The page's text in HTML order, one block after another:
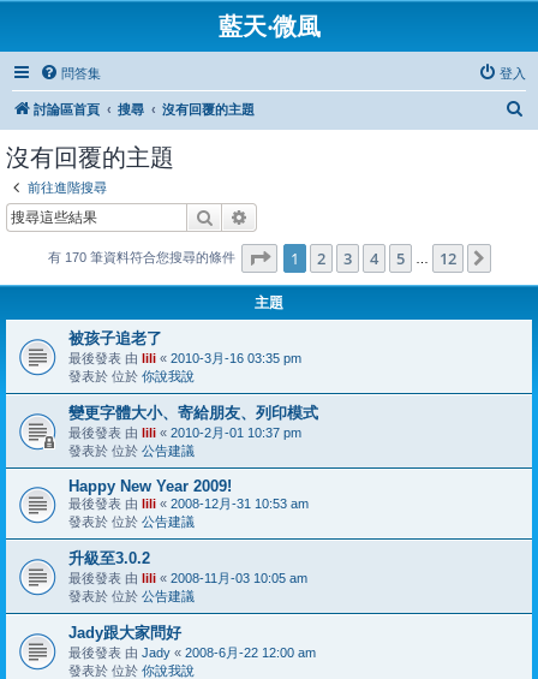
藍天‧微風
問答集 登入
討論區首頁 搜尋 沒有回覆的主題
沒有回覆的主題
前往進階搜尋
搜尋
有 170 筆資料符合您搜尋的條件 第 1 頁 (共12 頁)
1 2 3 4 5 12
主題
被孩子追老了
最後發表 由 lili « 2010-3月-16 03:35 pm
發表於 位於 你說我說
變更字體大小、寄給朋友、列印模式
最後發表 由 lili « 2010-2月-01 10:37 pm
發表於 位於 公告建議
Happy New Year 2009!
最後發表 由 lili « 2008-12月-31 10:53 am
發表於 位於 公告建議
升級至3.0.2
最後發表 由 lili « 2008-11月-03 10:05 am
發表於 位於 公告建議
Jady跟大家問好
最後發表 由 Jady « 2008-6月-22 12:00 am
發表於 位於 你說我說